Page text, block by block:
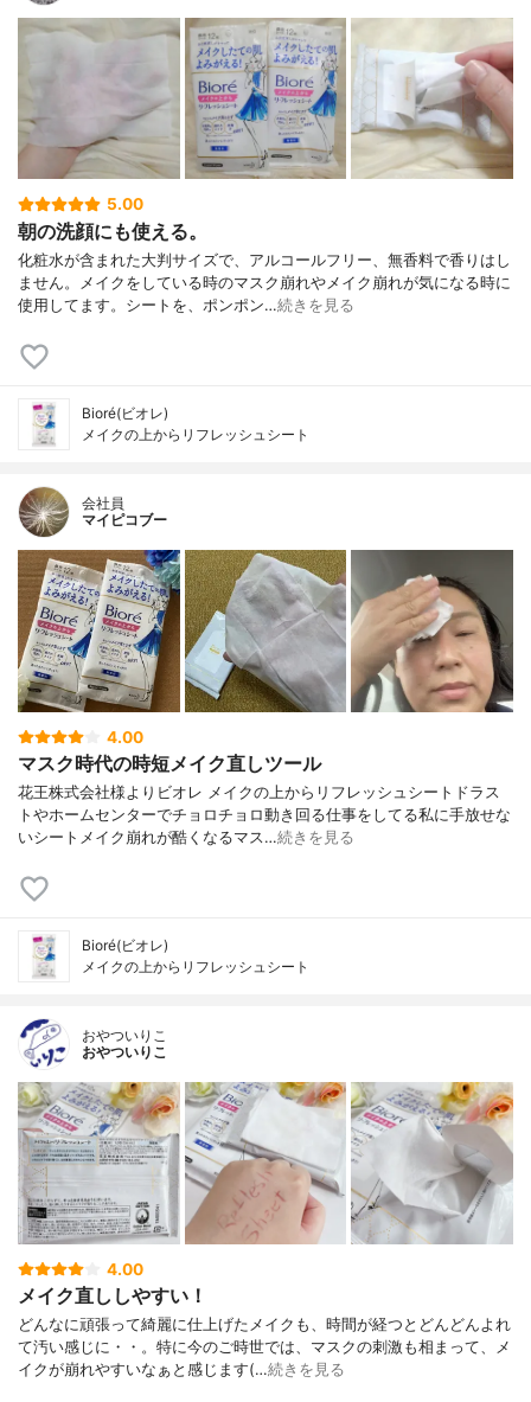
5.00
朝の洗顔にも使える。
化粧水が含まれた大判サイズで、アルコールフリー、無香料で香りはし
ません。メイクをしている時のマスク崩れやメイク崩れが気になる時に
使用してます。シートを、ポンポン…続きを見る
Bioré(ビオレ)
メイクの上からリフレッシュシート
会社員
マイピコブー
4.00
マスク時代の時短メイク直しツール
花王株式会社様よりビオレ メイクの上からリフレッシュシートドラス
トやホームセンターでチョロチョロ動き回る仕事をしてる私に手放せな
いシートメイク崩れが酷くなるマス…続きを見る
Bioré(ビオレ)
メイクの上からリフレッシュシート
おやついりこ
おやついりこ
4.00
メイク直ししやすい！
どんなに頑張って綺麗に仕上げたメイクも、時間が経つとどんどんよれ
て汚い感じに・・。特に今のご時世では、マスクの刺激も相まって、メ
イクが崩れやすいなぁと感じます(…続きを見る